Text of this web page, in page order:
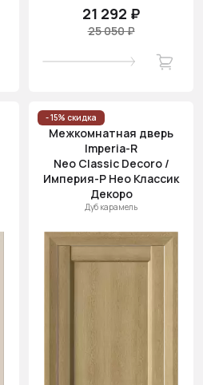
21 292 ₽
25 050 ₽
- 15% скидка
Межкомнатная дверь
Imperia-R
Neo Classic Decoro /
Империя-Р Нео Классик
Декоро
Дуб карамель